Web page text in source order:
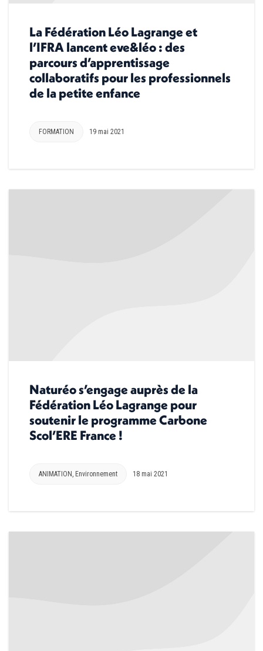
La Fédération Léo Lagrange et
l’IFRA lancent eve&léo : des
parcours d’apprentissage
collaboratifs pour les professionnels
de la petite enfance
FORMATION 19 mai 2021
Naturéo s’engage auprès de la
Fédération Léo Lagrange pour
soutenir le programme Carbone
Scol’ERE France !
ANIMATION , Environnement 18 mai 2021